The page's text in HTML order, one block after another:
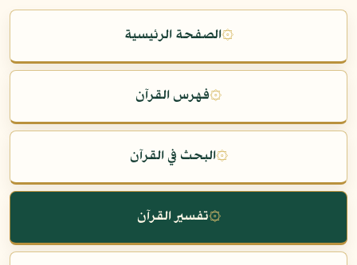
۞الصفحة الرئيسية
۞فهرس القرآن
۞البحث في القرآن
۞تفسير القرآن